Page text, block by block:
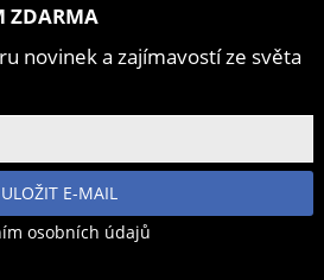
ZDARMA
novinek a zajímavostí ze světa
ULOŽIT E-MAIL
osobních údajů